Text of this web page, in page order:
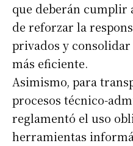
que deberán cumplir
de reforzar la
privados y
más eficiente.
Asimismo, para
procesos técnico-
reglamentó el uso
herramientas